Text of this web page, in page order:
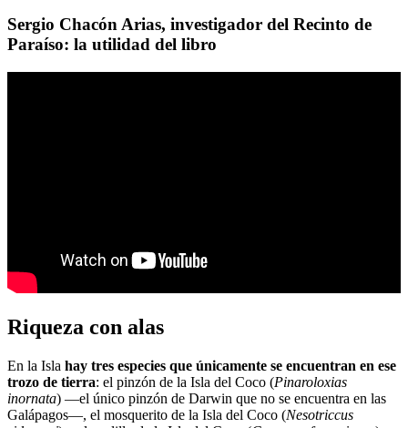
Sergio Chacón Arias, investigador del Recinto de
Paraíso: la utilidad del libro
Riqueza con alas
En la Isla hay tres especies que únicamente se encuentran en ese
trozo de tierra: el pinzón de la Isla del Coco (Pinaroloxias
inornata) —el único pinzón de Darwin que no se encuentra en las
Galápagos—, el mosquerito de la Isla del Coco (Nesotriccus